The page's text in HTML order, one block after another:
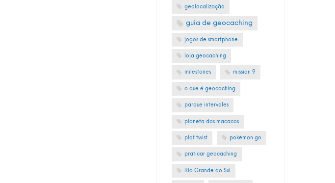
geolocalização
guia de geocaching
jogos de smartphone
loja geocaching
milestones mission 9
o que é geocaching
parque intervales
planeta dos macacos
plot twist pokémon go
praticar geocaching
Rio Grande do Sul